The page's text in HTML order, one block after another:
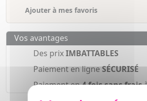
Ajouter à mes favoris
Vos avantages
Des prixIMBATTABLES
Paiement en ligneSÉCURISÉ
Paiement en4 fois sans frais